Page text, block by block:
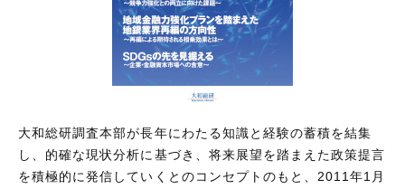
大和総研調査本部が長年にわたる知識と経験の蓄積を結集
し、的確な現状分析に基づき、将来展望を踏まえた政策提言
を積極的に発信していくとのコンセプトのもと、2011年1月